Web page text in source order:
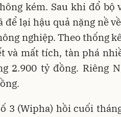
kém. Sau khi đổ
để lại hậu quả nặng nề
nghiệp. Theo thống
và mất tích, tàn phá
2.900 tỷ đồng. Riêng
3 (Wipha) hồi cuối